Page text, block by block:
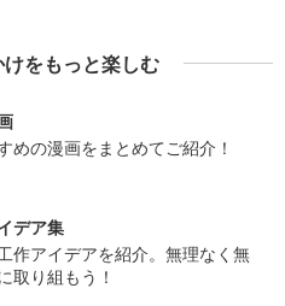
をもっと楽しむ
めの漫画をまとめてご紹介！
デア集
作アイデアを紹介。無理なく無
取り組もう！